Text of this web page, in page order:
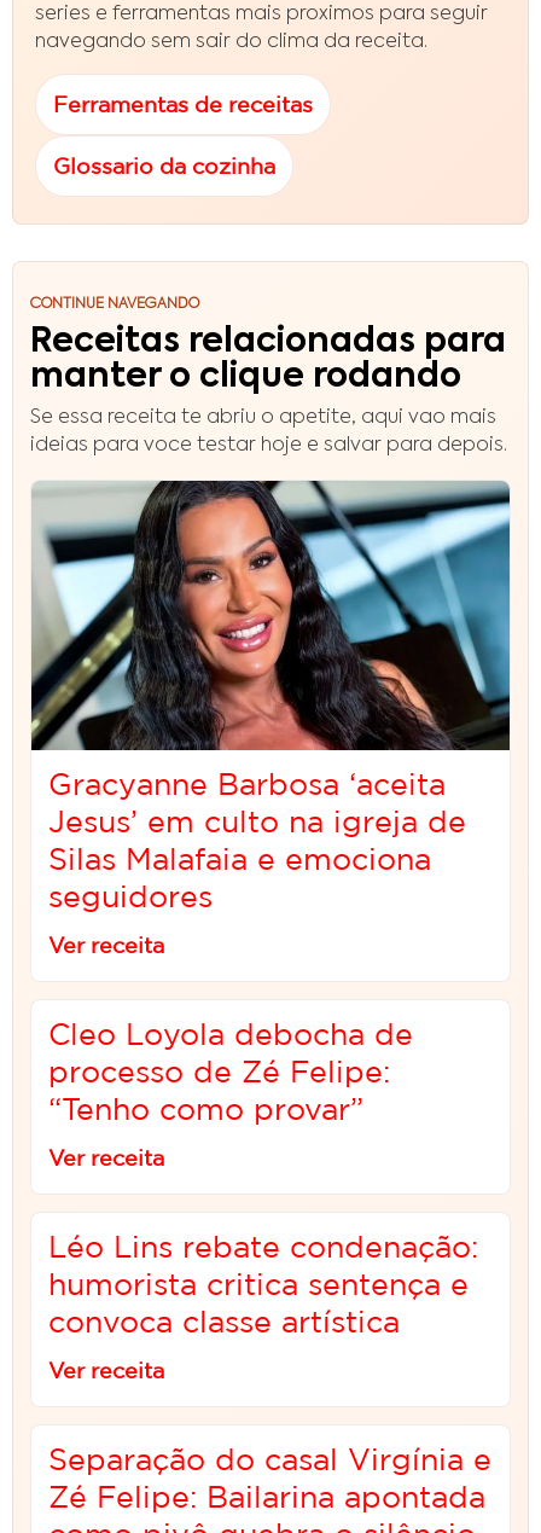
series e ferramentas mais proximos para seguir
navegando sem sair do clima da receita.
Ferramentas de receitas
Glossario da cozinha
CONTINUE NAVEGANDO
Receitas relacionadas para
manter o clique rodando
Se essa receita te abriu o apetite, aqui vao mais
ideias para voce testar hoje e salvar para depois.
Gracyanne Barbosa ‘aceita
Jesus’ em culto na igreja de
Silas Malafaia e emociona
seguidores
Ver receita
Cleo Loyola debocha de
processo de Zé Felipe:
“Tenho como provar”
Ver receita
Léo Lins rebate condenação:
humorista critica sentença e
convoca classe artística
Ver receita
Separação do casal Virgínia e
Zé Felipe: Bailarina apontada